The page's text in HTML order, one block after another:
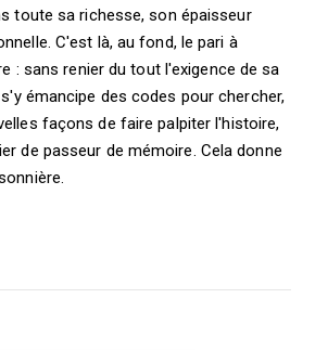
toute sa richesse, son épaisseur
C'est là, au fond, le pari à
: sans renier du tout l'exigence de sa
émancipe des codes pour chercher,
façons de faire palpiter l'histoire,
de passeur de mémoire. Cela donne